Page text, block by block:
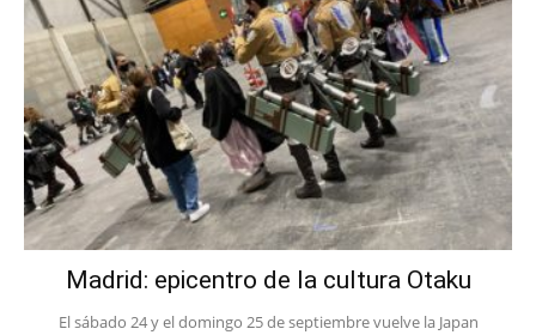
Madrid: epicentro de la cultura Otaku
El sábado 24 y el domingo 25 de septiembre vuelve la Japan